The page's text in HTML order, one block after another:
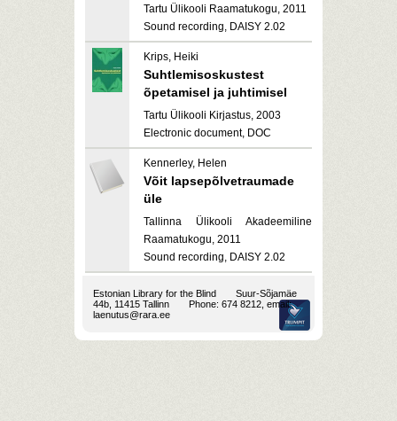
Tartu Ülikooli Raamatukogu, 2011
Sound recording, DAISY 2.02
Krips, Heiki
Suhtlemisoskustest
õpetamisel ja juhtimisel
Tartu Ülikooli Kirjastus, 2003
Electronic document, DOC
Kennerley, Helen
Võit lapsepõlvetraumade
üle
Tallinna Ülikooli Akadeemiline
Raamatukogu, 2011
Sound recording, DAISY 2.02
Estonian Library for the Blind
Suur-Sõjamäe
44b, 11415 Tallinn
Phone: 674 8212, email:
laenutus@rara.ee